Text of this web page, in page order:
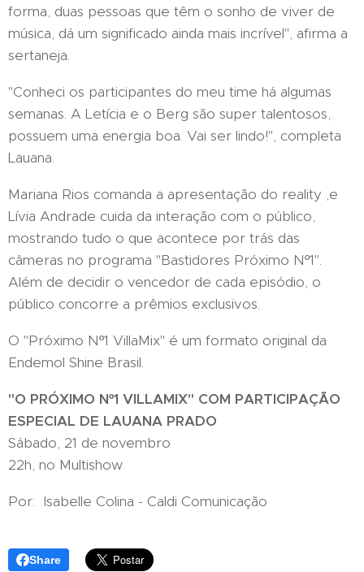
forma, duas pessoas que têm o sonho de viver de
música, dá um significado ainda mais incrível", afirma a
sertaneja.
"Conheci os participantes do meu time há algumas
semanas. A Letícia e o Berg são super talentosos,
possuem uma energia boa. Vai ser lindo!", completa
Lauana.
Mariana Rios comanda a apresentação do reality ,e
Lívia Andrade cuida da interação com o público,
mostrando tudo o que acontece por trás das
câmeras no programa "Bastidores Próximo Nº1".
Além de decidir o vencedor de cada episódio, o
público concorre a prêmios exclusivos.
O "Próximo Nº1 VillaMix" é um formato original da
Endemol Shine Brasil.
"O PRÓXIMO Nº1 VILLAMIX" COM PARTICIPAÇÃO
ESPECIAL DE LAUANA PRADO
Sábado, 21 de novembro
22h, no Multishow
Por: Isabelle Colina - Caldi Comunicação
Share